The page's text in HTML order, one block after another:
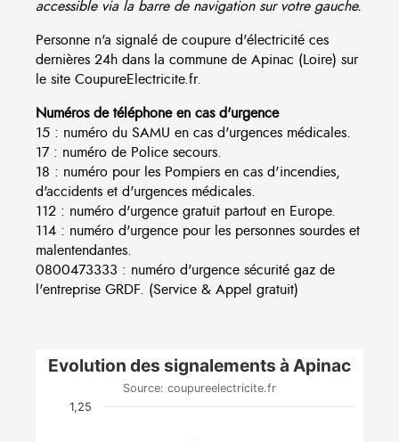
accessible via la barre de navigation sur votre gauche.
Personne n'a signalé de coupure d'électricité ces
dernières 24h dans la commune de Apinac (Loire) sur
le site CoupureElectricite.fr.
Numéros de téléphone en cas d'urgence
15 : numéro du SAMU en cas d'urgences médicales.
17 : numéro de Police secours.
18 : numéro pour les Pompiers en cas d'incendies,
d'accidents et d'urgences médicales.
112 : numéro d'urgence gratuit partout en Europe.
114 : numéro d'urgence pour les personnes sourdes et
malentendantes.
0800473333 : numéro d'urgence sécurité gaz de
l'entreprise GRDF. (Service & Appel gratuit)
Evolution des signalements à Apinac
Source: coupureelectricite.fr
1,25